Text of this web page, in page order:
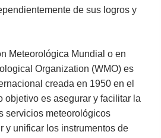
de sus logros y
Meteorológica Mundial o en
Organization (WMO) es
creada en 1950 en el
objetivo es asegurar y facilitar la
servicios meteorológicos
y unificar los instrumentos de